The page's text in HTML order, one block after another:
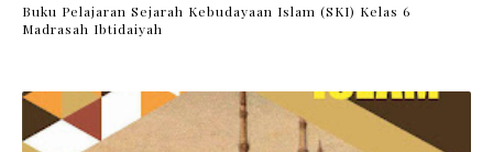
Buku Pelajaran Sejarah Kebudayaan Islam (SKI) Kelas 6
Madrasah Ibtidaiyah